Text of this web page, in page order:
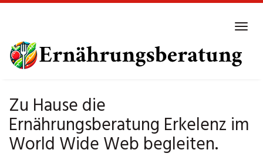
main
content
Zu Hause die
Ernährungsberatung Erkelenz im
World Wide Web begleiten.